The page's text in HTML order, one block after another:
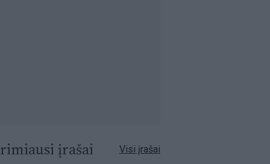
įrašai Visi įrašai